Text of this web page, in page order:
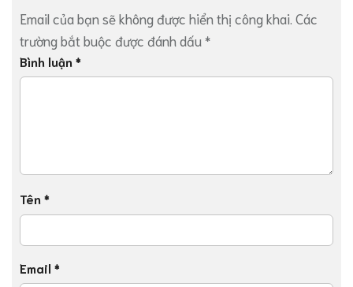
Email của bạn sẽ không được hiển thị công khai. Các
trường bắt buộc được đánh dấu *
Bình luận *
Tên *
Email *